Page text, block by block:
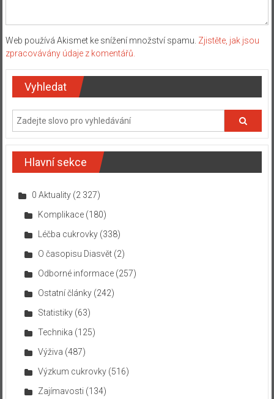
Web používá Akismet ke snížení množství spamu. Zjistěte, jak jsou
zpracovávány údaje z komentářů.
Vyhledat
Hlavní sekce
0 Aktuality(2 327)
Komplikace(180)
Léčba cukrovky(338)
O časopisu Diasvět(2)
Odborné informace(257)
Ostatní články(242)
Statistiky(63)
Technika (125)
Výživa (487)
Výzkum cukrovky(516)
Zajímavosti (134)